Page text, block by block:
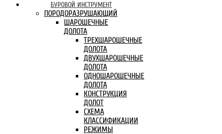
БУРОВОЙ ИНСТРУМЕНТ
ПОРОДОРАЗРУШАЮЩИЙ
ШАРОШЕЧНЫЕ
ДОЛОТА
ТРЕХШАРОШЕЧНЫЕ
ДОЛОТА
ДВУХШАРОШЕЧНЫЕ
ДОЛОТА
ОДНОШАРОШЕЧНЫЕ
ДОЛОТА
КОНСТРУКЦИЯ
ДОЛОТ
СХЕМА
КЛАССИФИКАЦИИ
РЕЖИМЫ